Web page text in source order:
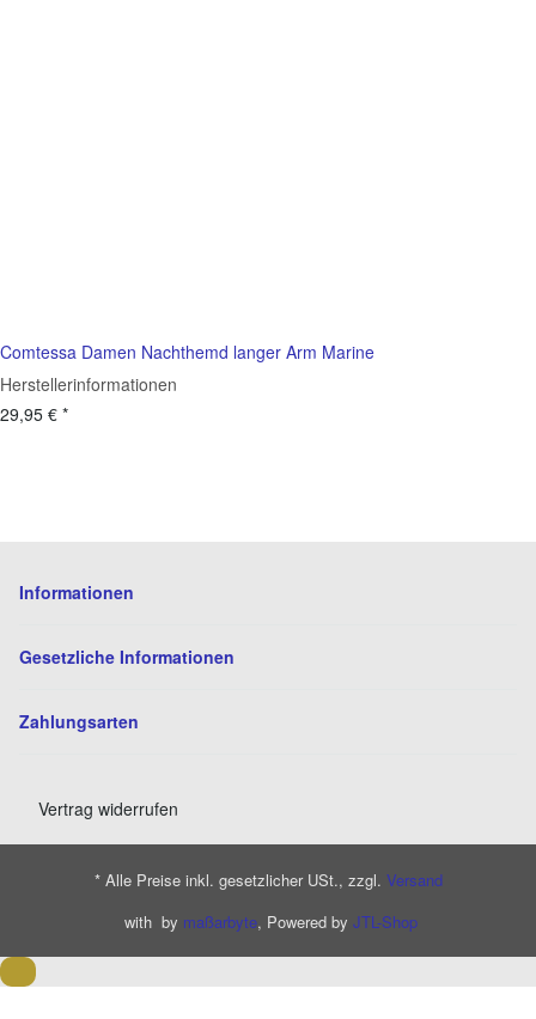
Comtessa Damen Nachthemd langer Arm Marine
Herstellerinformationen
29,95 € *
Informationen
Gesetzliche Informationen
Zahlungsarten
Vertrag widerrufen
* Alle Preise inkl. gesetzlicher USt., zzgl. Versand
with by maßarbyte, Powered by JTL-Shop